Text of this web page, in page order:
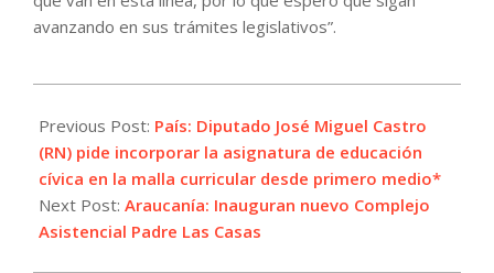
avanzando en sus trámites legislativos”.
06-
30
Previous Post: País: Diputado José Miguel Castro
(RN) pide incorporar la asignatura de educación
cívica en la malla curricular desde primero medio*
Next Post: Araucanía: Inauguran nuevo Complejo
Asistencial Padre Las Casas